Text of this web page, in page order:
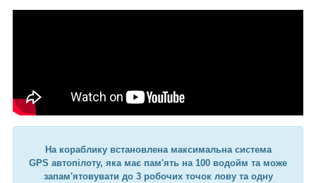
На кораблику встановлена максимальна система
GPS автопілоту, яка має пам'ять на 100 водойм та може
запам'ятовувати до 3 робочих точок лову та одну